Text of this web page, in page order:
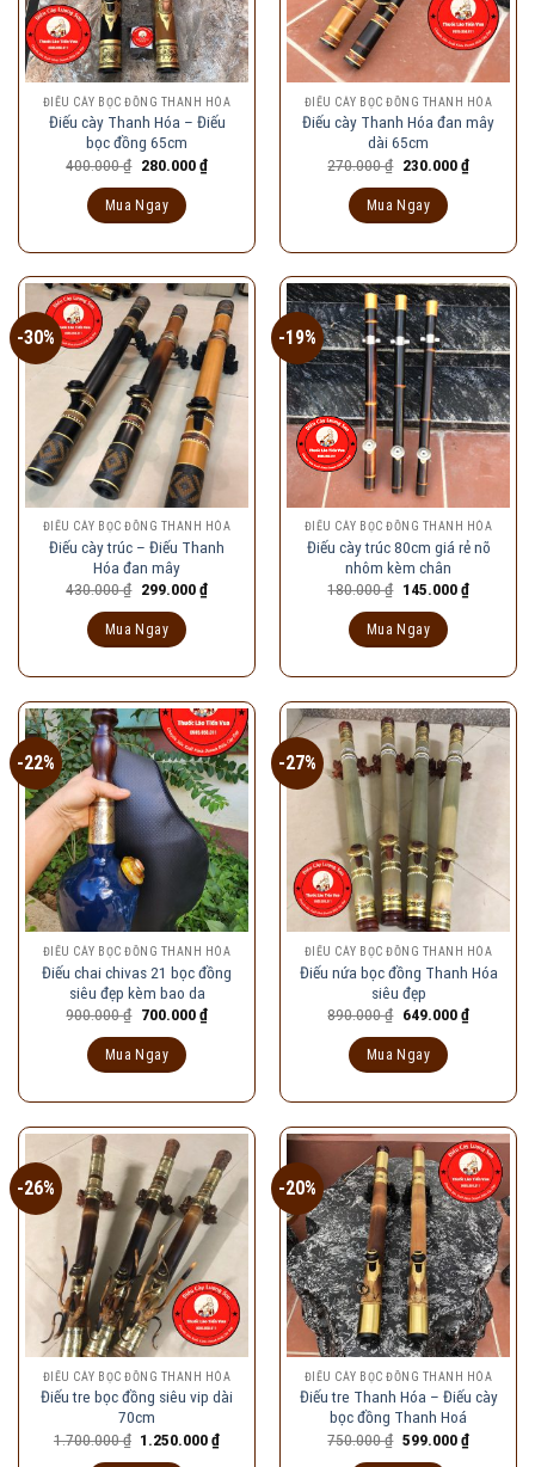
ĐIẾU CÀY BỌC ĐỒNG THANH HÓA
Điếu cày Thanh Hóa – Điếu
bọc đồng 65cm
400.000₫ Giá
400.000 ₫.
280.000₫Giá
hiện
Mua Ngay
ĐIẾU CÀY BỌC ĐỒNG THANH HÓA
Điếu cày Thanh Hóa đan mây
dài 65cm
270.000₫ Giá
270.000 ₫.
230.000₫Giá
hiện
Mua Ngay
-30%
ĐIẾU CÀY BỌC ĐỒNG THANH HÓA
Điếu cày trúc – Điếu Thanh
Hóa đan mây
430.000₫ Giá
là:
430.000 ₫.
299.000₫Giá
hiện
Mua Ngay
-19%
ĐIẾU CÀY BỌC ĐỒNG THANH HÓA
Điếu cày trúc 80cm giá rẻ nõ
nhôm kèm chân
180.000₫ Giá
là:
180.000 ₫.
145.000₫Giá
hiện
Mua Ngay
-22%
ĐIẾU CÀY BỌC ĐỒNG THANH HÓA
Điếu chai chivas 21 bọc đồng
siêu đẹp kèm bao da
900.000₫ Giá
900.000 ₫.
700.000₫Giá
hiện
Mua Ngay
-27%
ĐIẾU CÀY BỌC ĐỒNG THANH HÓA
Điếu nứa bọc đồng Thanh Hóa
siêu đẹp
890.000₫ Giá
890.000 ₫.
649.000₫Giá
hiện
Mua Ngay
-26%
ĐIẾU CÀY BỌC ĐỒNG THANH HÓA
Điếu tre bọc đồng siêu vip dài
70cm
1.700.000₫ Giá
1.250.000₫Giá
-20%
ĐIẾU CÀY BỌC ĐỒNG THANH HÓA
Điếu tre Thanh Hóa – Điếu cày
bọc đồng Thanh Hoá
750.000₫ Giá
599.000₫Giá
hiện